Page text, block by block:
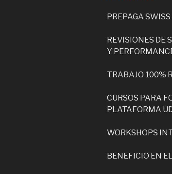
PREPAGA
REVISIONES DE
Y
TRABAJO 100%
CURSOS PARA
PLATAFORMA
WORKSHOPS
BENEFICIO EN